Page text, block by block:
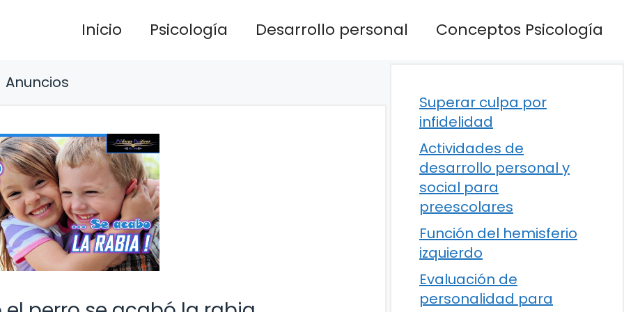
Inicio Psicología Desarrollo personal Conceptos Psicología
Anuncios
Superar culpa por
infidelidad
Actividades de
desarrollo personal y
social para
preescolares
Función del hemisferio
izquierdo
Evaluación de
personalidad para